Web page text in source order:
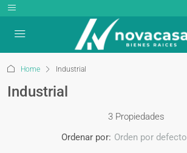
Home Industrial
Industrial
3 Propiedades
Ordenar por: Orden por defecto